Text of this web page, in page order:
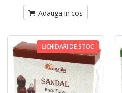
Adauga in cos
LICHIDARI DE STOC